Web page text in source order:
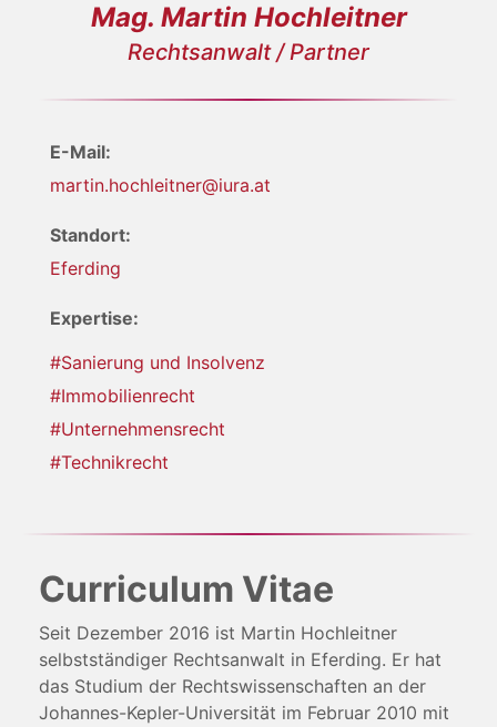
Mag. Martin Hochleitner
Rechtsanwalt / Partner
E-Mail:
martin.hochleitner@iura.at
Standort:
Eferding
Expertise:
#Sanierung und Insolvenz
#Immobilienrecht
#Unternehmensrecht
#Technikrecht
Curriculum Vitae
Seit Dezember 2016 ist Martin Hochleitner
selbstständiger Rechtsanwalt in Eferding. Er hat
das Studium der Rechtswissenschaften an der
Johannes-Kepler-Universität im Februar 2010 mit